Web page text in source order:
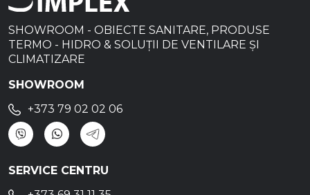
SHOWROOM - OBIECTE SANITARE, PRODUSE
TERMO - HIDRO & SOLUȚII DE VENTILARE ȘI
CLIMATIZARE
SHOWROOM
+373 79 02 02 06
SERVICE CENTRU